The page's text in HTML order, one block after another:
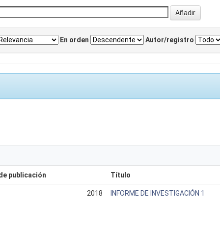
En orden Autor/registro
publicación Título
2018 INFORME DE INVESTIGACIÓN 1